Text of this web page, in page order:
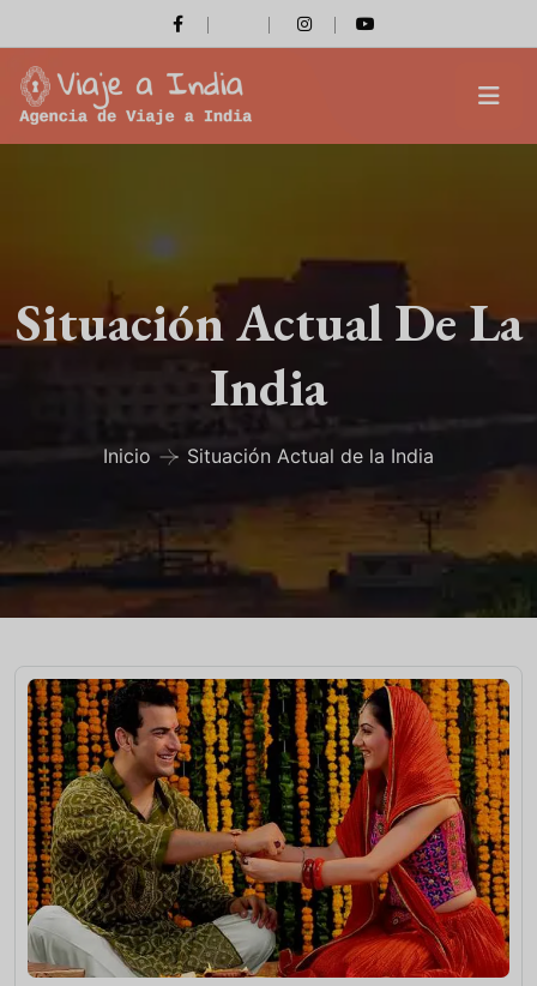
Situación Actual De La
India
Inicio Situación Actual de la India